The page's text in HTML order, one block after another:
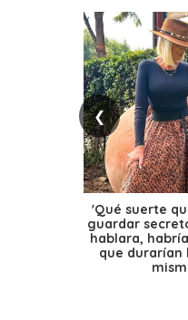
❮
'Qué suerte
guardar
hablara,
que durarían